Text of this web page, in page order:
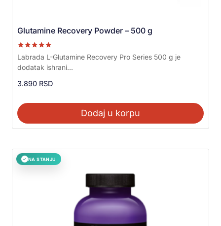
Glutamine Recovery Powder – 500 g
Ocenjeno sa
5.00
od 5
Labrada L-Glutamine Recovery Pro Series 500 g je
dodatak ishrani...
3.890 RSD
Dodaj u korpu
✓ NA STANJU